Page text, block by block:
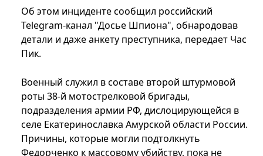
Об этом инциденте сообщил российский
Telegram-канал "Досье Шпиона", обнародовав
детали и даже анкету преступника, передает Час
Пик.
Военный служил в составе второй штурмовой
роты 38-й мотострелковой бригады,
подразделения армии РФ, дислоцирующейся в
селе Екатеринославка Амурской области России.
Причины, которые могли подтолкнуть
Федорченко к массовому убийству, пока не